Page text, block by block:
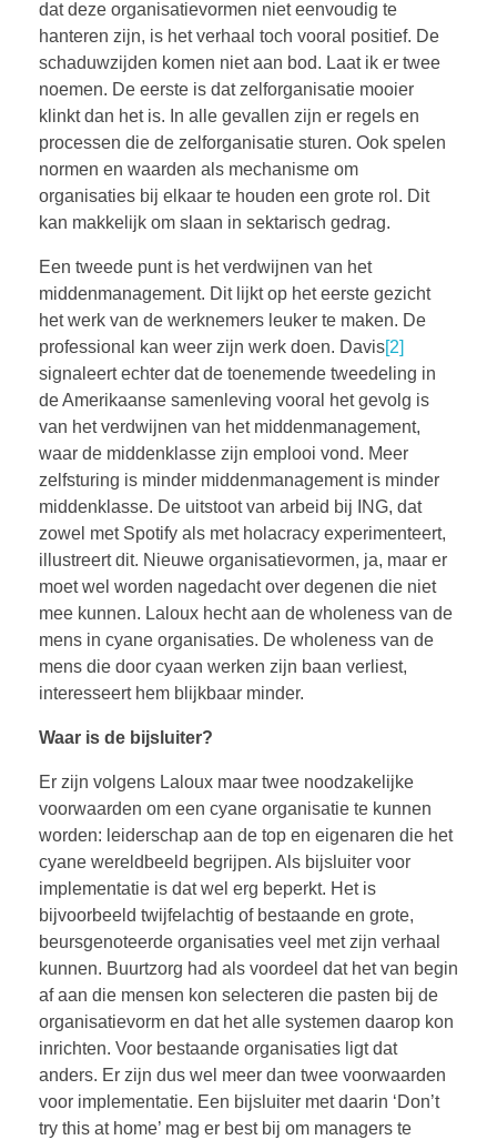
dat deze organisatievormen niet eenvoudig te
hanteren zijn, is het verhaal toch vooral positief. De
schaduwzijden komen niet aan bod. Laat ik er twee
noemen. De eerste is dat zelforganisatie mooier
klinkt dan het is. In alle gevallen zijn er regels en
processen die de zelforganisatie sturen. Ook spelen
normen en waarden als mechanisme om
organisaties bij elkaar te houden een grote rol. Dit
kan makkelijk om slaan in sektarisch gedrag.
Een tweede punt is het verdwijnen van het
middenmanagement. Dit lijkt op het eerste gezicht
het werk van de werknemers leuker te maken. De
professional kan weer zijn werk doen. Davis[2]
signaleert echter dat de toenemende tweedeling in
de Amerikaanse samenleving vooral het gevolg is
van het verdwijnen van het middenmanagement,
waar de middenklasse zijn emplooi vond. Meer
zelfsturing is minder middenmanagement is minder
middenklasse. De uitstoot van arbeid bij ING, dat
zowel met Spotify als met holacracy experimenteert,
illustreert dit. Nieuwe organisatievormen, ja, maar er
moet wel worden nagedacht over degenen die niet
mee kunnen. Laloux hecht aan de wholeness van de
mens in cyane organisaties. De wholeness van de
mens die door cyaan werken zijn baan verliest,
interesseert hem blijkbaar minder.
Waar is de bijsluiter?
Er zijn volgens Laloux maar twee noodzakelijke
voorwaarden om een cyane organisatie te kunnen
worden: leiderschap aan de top en eigenaren die het
cyane wereldbeeld begrijpen. Als bijsluiter voor
implementatie is dat wel erg beperkt. Het is
bijvoorbeeld twijfelachtig of bestaande en grote,
beursgenoteerde organisaties veel met zijn verhaal
kunnen. Buurtzorg had als voordeel dat het van begin
af aan die mensen kon selecteren die pasten bij de
organisatievorm en dat het alle systemen daarop kon
inrichten. Voor bestaande organisaties ligt dat
anders. Er zijn dus wel meer dan twee voorwaarden
voor implementatie. Een bijsluiter met daarin ‘Don’t
try this at home’ mag er best bij om managers te